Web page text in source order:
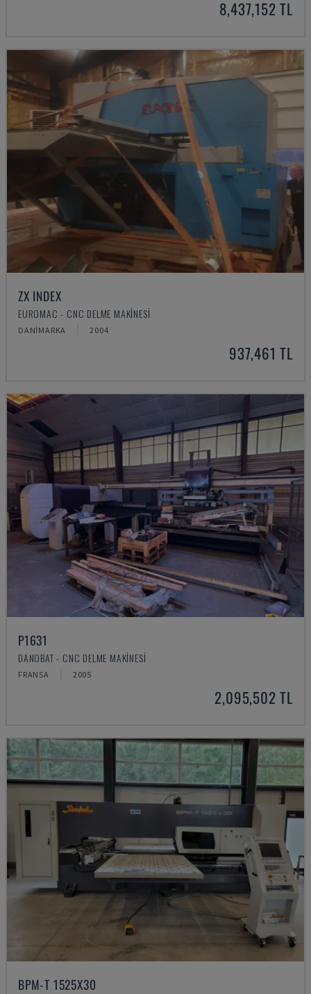
8,437,152 TL
ZX INDEX
EUROMAC - CNC DELME MAKINESI
DANIMARKA 2004
937,461 TL
P1631
DANOBAT - CNC DELME MAKINESI
FRANSA 2005
2,095,502 TL
BPM-T 1525X30